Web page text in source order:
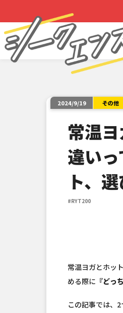
2024/9/19 その他
常温
違い
ト、
#RYT200
常温ヨガとホッ
める際に 『どっ
この記事では、